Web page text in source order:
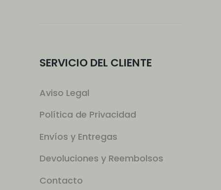
SERVICIO DEL CLIENTE
Aviso Legal
Política de Privacidad
Envíos y Entregas
Devoluciones y Reembolsos
Contacto